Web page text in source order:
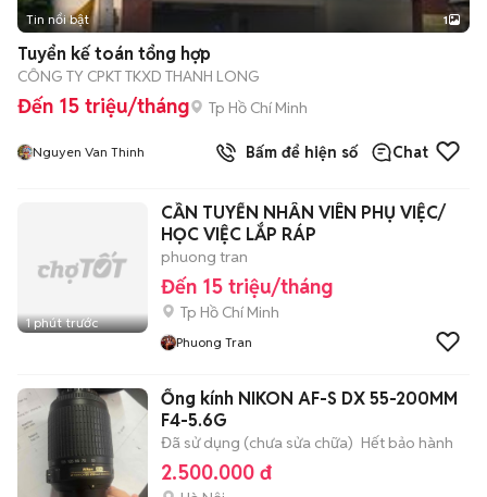
Tin nổi bật 1
Tuyển kế toán tổng hợp
CÔNG TY CPKT TKXD THANH LONG
Đến 15 triệu/tháng Tp Hồ Chí Minh
Nguyen Van Thinh Bấm để hiện số Chat
1 phút trước
CẦN TUYỂN NHÂN VIÊN PHỤ VIỆC/
HỌC VIỆC LẮP RÁP
phuong tran
Đến 15 triệu/tháng
Tp Hồ Chí Minh
Phuong Tran
Ống kính NIKON AF-S DX 55-200MM
F4-5.6G
Đã sử dụng (chưa sửa chữa) Hết bảo hành
2.500.000 đ